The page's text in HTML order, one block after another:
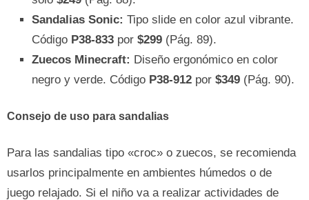
Sandalias Sonic: Tipo slide en color azul vibrante.
Código P38-833 por $299 (Pág. 89).
Zuecos Minecraft: Diseño ergonómico en color
negro y verde. Código P38-912 por $349 (Pág. 90).
Consejo de uso para sandalias
Para las sandalias tipo «croc» o zuecos, se recomienda
usarlos principalmente en ambientes húmedos o de
juego relajado. Si el niño va a realizar actividades de